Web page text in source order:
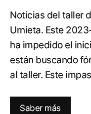
Noticias del taller
Urnieta. Este
ha impedido el
están buscando
al taller. Este
Saber más